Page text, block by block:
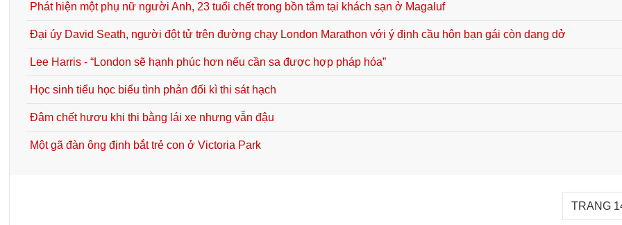
Phát hiện một phụ nữ người Anh, 23 tuổi chết trong bồn tắm tại khách sạn ở Magaluf
Đại úy David Seath, người đột tử trên đường chạy London Marathon với ý định cầu hôn bạn gái còn dang dở
Lee Harris - “London sẽ hạnh phúc hơn nếu cần sa được hợp pháp hóa”
Học sinh tiểu học biểu tình phản đối kì thi sát hạch
Đâm chết hươu khi thi bằng lái xe nhưng vẫn đậu
Một gã đàn ông định bắt trẻ con ở Victoria Park
TRANG